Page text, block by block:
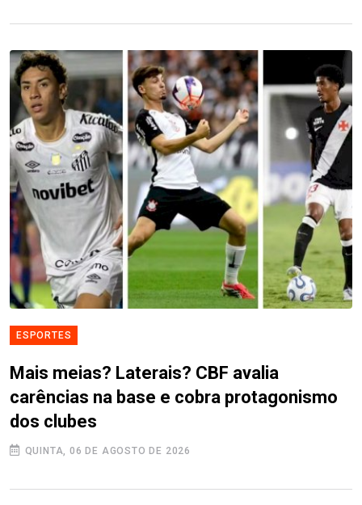
ESPORTES
Mais meias? Laterais? CBF avalia
carências na base e cobra protagonismo
dos clubes
QUINTA, 06 DE AGOSTO DE 2026